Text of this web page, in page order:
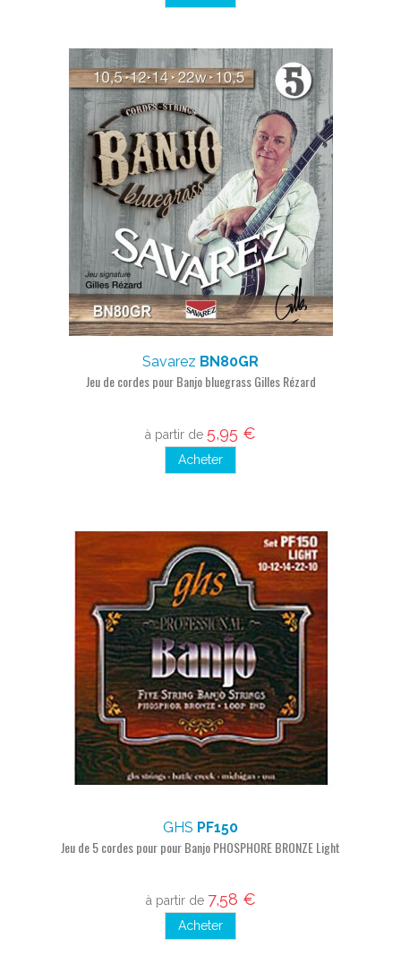
Savarez BN80GR
Jeu de cordes pour Banjo bluegrass Gilles Rézard
à partir de 5,95 €
Acheter
GHS PF150
Jeu de 5 cordes pour pour Banjo PHOSPHORE BRONZE Light
à partir de 7,58 €
Acheter